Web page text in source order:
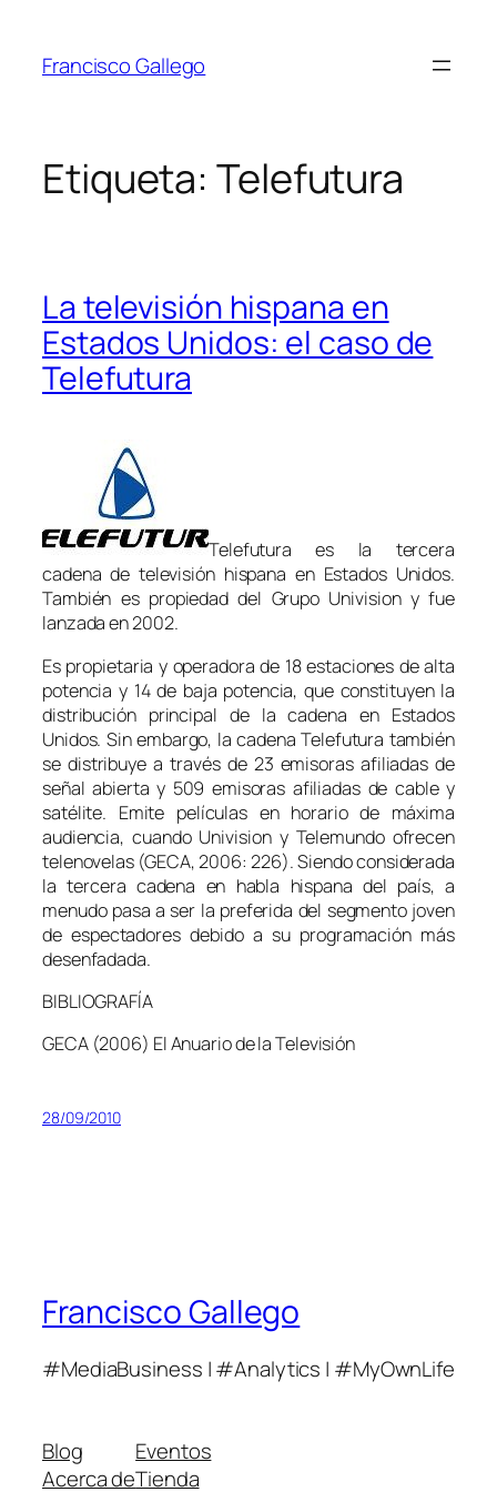
contenido
Francisco Gallego
Etiqueta: Telefutura
La televisión hispana en
Estados Unidos: el caso de
Telefutura
Telefutura es la tercera
cadena de televisión hispana en Estados Unidos.
También es propiedad del Grupo Univision y fue
lanzada en 2002.
Es propietaria y operadora de 18 estaciones de alta
potencia y 14 de baja potencia, que constituyen la
distribución principal de la cadena en Estados
Unidos. Sin embargo, la cadena Telefutura también
se distribuye a través de 23 emisoras afiliadas de
señal abierta y 509 emisoras afiliadas de cable y
satélite. Emite películas en horario de máxima
audiencia, cuando Univision y Telemundo ofrecen
telenovelas (GECA, 2006: 226). Siendo considerada
la tercera cadena en habla hispana del país, a
menudo pasa a ser la preferida del segmento joven
de espectadores debido a su programación más
desenfadada.
BIBLIOGRAFÍA
GECA (2006) El Anuario de la Televisión
28/09/2010
Francisco Gallego
#MediaBusiness | #Analytics | #MyOwnLife
Blog
Acerca de
Eventos
Tienda